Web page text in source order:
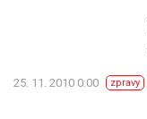
25. 11. 2010 0:00 zpravy